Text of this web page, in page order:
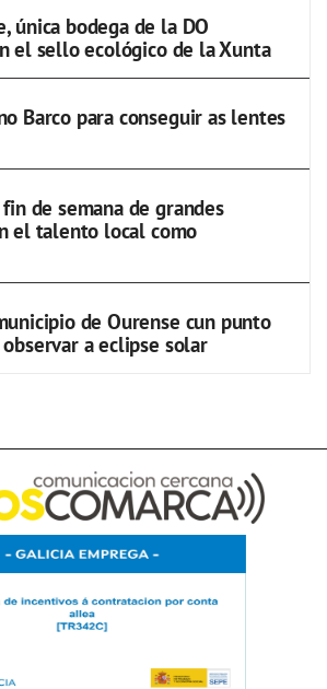
única bodega de la DO
el sello ecológico de la Xunta
Barco para conseguir as lentes
de semana de grandes
el talento local como
de Ourense cun punto
a eclipse solar